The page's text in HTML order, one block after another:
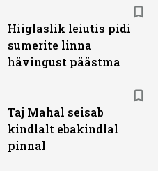
Hiiglaslik leiutis pidi
sumerite linna
hävingust päästma
Taj Mahal seisab
kindlalt ebakindlal
pinnal